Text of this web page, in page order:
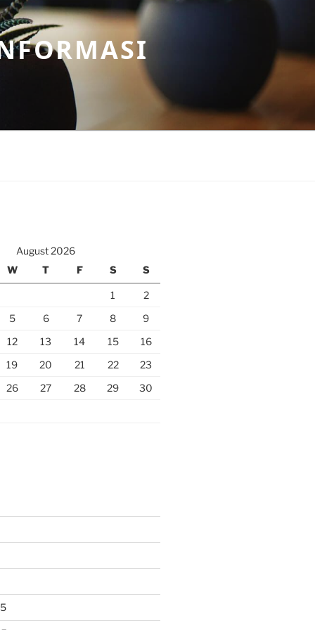
August 2026
W T F S S
1
2
5 6 7 8
9
12 13 14 15
16
19 20 21 22
23
26 27 28 29
30